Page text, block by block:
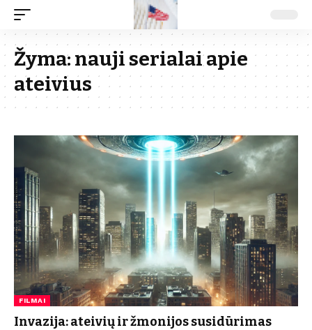
Žyma: nauji serialai apie
ateivius
FILMAI
Invazija: ateivių ir žmonijos susidūrimas